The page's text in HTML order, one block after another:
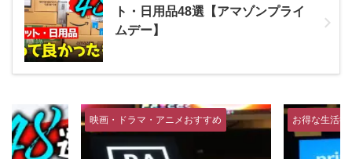
ト・日用品48選【アマゾンプライ
ムデー】
すめ お得な生活術 お得な生活